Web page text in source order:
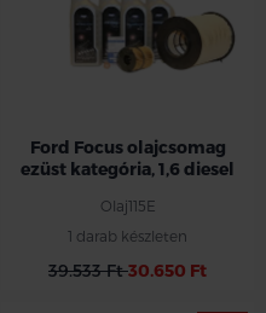
Ford Focus olajcsomag
ezüst kategória, 1,6 diesel
Olaj115E
1 darab készleten
39.533 Ft30.650 Ft